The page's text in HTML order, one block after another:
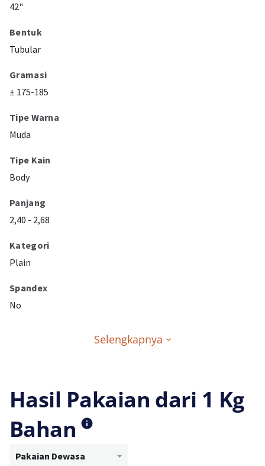
42"
Bentuk
Tubular
Gramasi
± 175-185
Tipe Warna
Muda
Tipe Kain
Body
Panjang
2,40 - 2,68
Kategori
Plain
Spandex
No
Selengkapnya
Hasil Pakaian dari 1 Kg
Bahan
Pakaian Dewasa